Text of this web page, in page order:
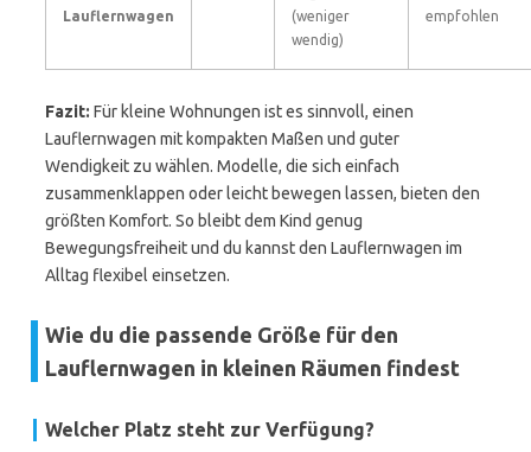
Lauflernwagen
(weniger
wendig)
empfohlen
Fazit: Für kleine Wohnungen ist es sinnvoll, einen
Lauflernwagen mit kompakten Maßen und guter
Wendigkeit zu wählen. Modelle, die sich einfach
zusammenklappen oder leicht bewegen lassen, bieten den
größten Komfort. So bleibt dem Kind genug
Bewegungsfreiheit und du kannst den Lauflernwagen im
Alltag flexibel einsetzen.
Wie du die passende Größe für den
Lauflernwagen in kleinen Räumen findest
Welcher Platz steht zur Verfügung?